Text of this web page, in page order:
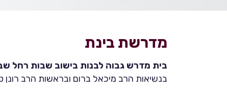
מדרשת בינת
בית מדרש גבוה לבנות בישוב שבות רחל
בנשיאות הרב מיכאל ברום ובראשות הרב רונן